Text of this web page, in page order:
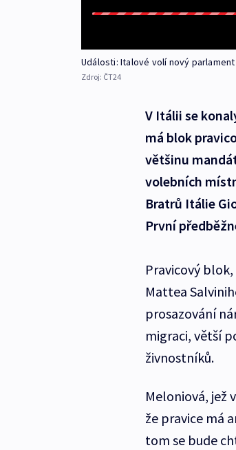
Události: Italové volí nový parlament
Zdroj: ČT24
V Itálii se
má blok
většinu
volebních
Bratrů Itálie
První
Pravicový
Mattea
prosazování
migraci, větší
živnostníků.
Meloniová, jež
že pravice má
tom se bude